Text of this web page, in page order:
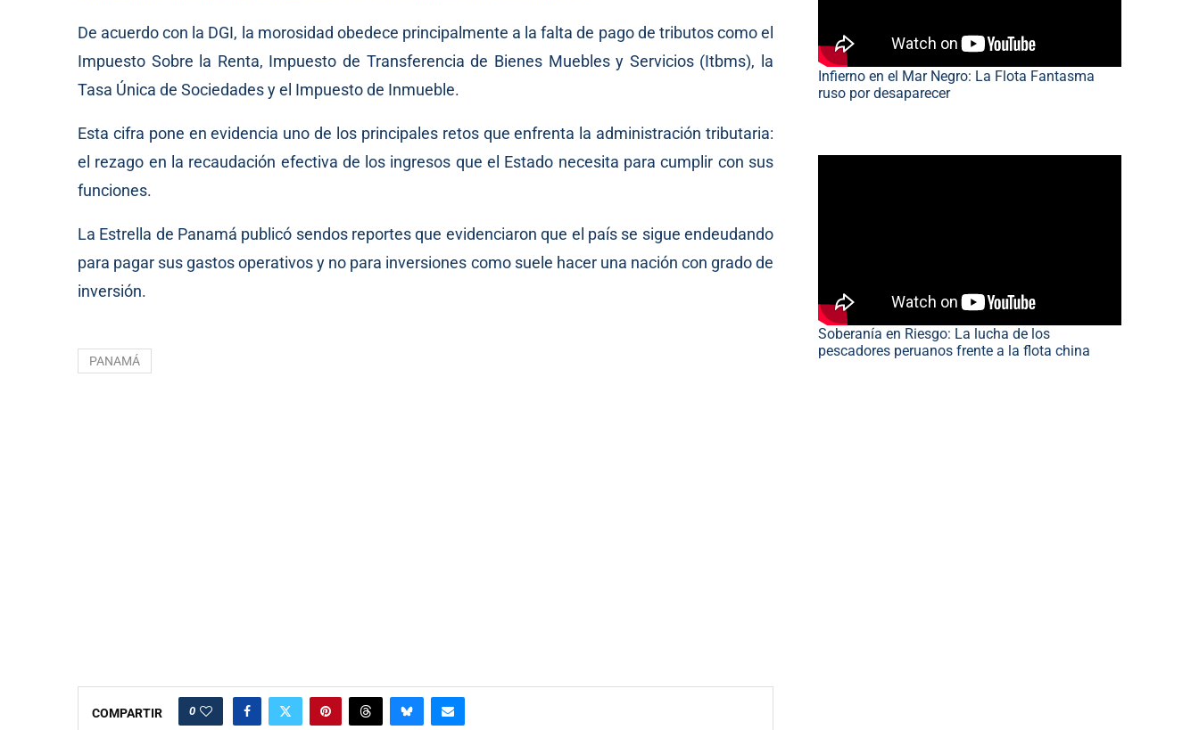
De acuerdo con la DGI, la morosidad obedece principalmente a la falta de pago de tributos como el
Impuesto Sobre la Renta, Impuesto de Transferencia de Bienes Muebles y Servicios (Itbms), la
Tasa Única de Sociedades y el Impuesto de Inmueble.
Esta cifra pone en evidencia uno de los principales retos que enfrenta la administración tributaria:
el rezago en la recaudación efectiva de los ingresos que el Estado necesita para cumplir con sus
funciones.
La Estrella de Panamá publicó sendos reportes que evidenciaron que el país se sigue endeudando
para pagar sus gastos operativos y no para inversiones como suele hacer una nación con grado de
inversión.
PANAMÁ
COMPARTIR 0
Infierno en el Mar Negro: La Flota Fantasma
ruso por desaparecer
Soberanía en Riesgo: La lucha de los
pescadores peruanos frente a la flota china